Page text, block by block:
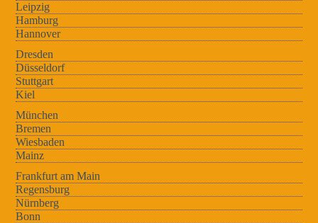
Leipzig
Hamburg
Hannover
Dresden
Düsseldorf
Stuttgart
Kiel
München
Bremen
Wiesbaden
Mainz
Frankfurt am Main
Regensburg
Nürnberg
Bonn